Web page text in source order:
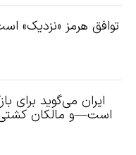
توافق هرمز «نزدیک»
ایران می‌گوید برای
است—و مالکان